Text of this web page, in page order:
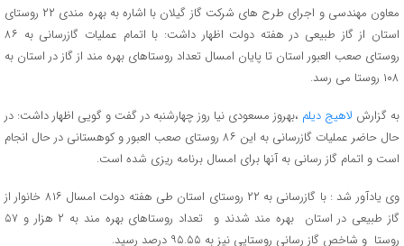
معاون مهندسی و اجرای طرح های شرکت گاز گیلان با اشاره به بهره مندی ۲۲ روستای
استان از گاز طبیعی در هفته دولت اظهار داشت: با اتمام عملیات گازرسانی به ۸۶
روستای صعب العبور استان تا پایان امسال تعداد روستاهای بهره مند از گاز در استان به
۱۰۸ روستا می رسد.
به گزارش لاهیج دیلم ،بهروز مسعودی نیا روز چهارشنبه در گفت و گویی اظهار داشت: در
حال حاضر عملیات گازرسانی به این ۸۶ روستای صعب العبور و کوهستانی در حال انجام
است و اتمام گاز رسانی به آنها برای امسال برنامه ریزی شده است.
وی یادآور شد : با گازرسانی به ۲۲ روستای استان طی هفته دولت امسال ۸۱۶ خانوار از
گاز طبیعی در استان بهره مند شدند و تعداد روستاهای بهره مند به ۲ هزار و ۵۷
روستا و شاخص گاز رسانی روستایی نیز به ۹۵.۵۵ درصد رسید.